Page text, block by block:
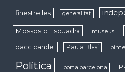
finestrelles generalitat
Mossos d'Esquadra museus
paco candel Paula Blasi
Política porta barcelona